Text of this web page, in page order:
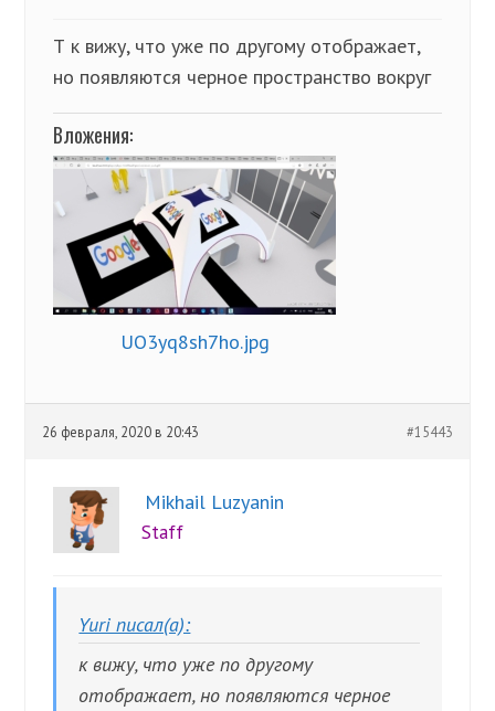
Т к вижу, что уже по другому отображает,
но появляются черное пространство вокруг
Вложения:
UO3yq8sh7ho.jpg
26 февраля, 2020 в 20:43 #15443
Mikhail Luzyanin
Staff
Yuri писал(а):
к вижу, что уже по другому
отображает, но появляются черное